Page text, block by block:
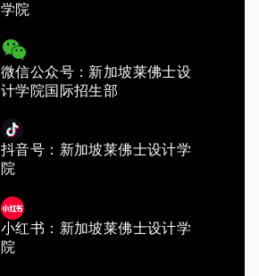
学院
微信公众号：新加坡莱佛士设
计学院国际招生部
抖音号：新加坡莱佛士设计学
院
小红书：新加坡莱佛士设计学
院